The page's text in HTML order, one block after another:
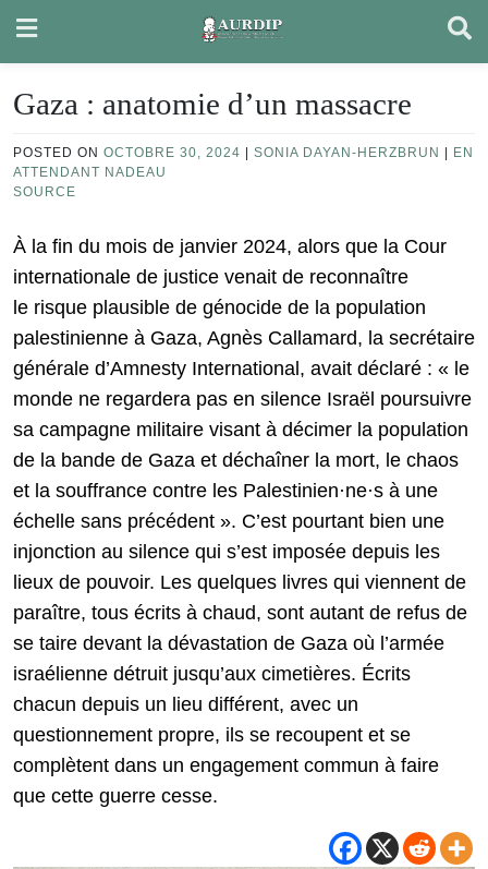
content
Gaza : anatomie d’un massacre
POSTED ON OCTOBRE 30, 2024 SONIA DAYAN-HERZBRUN
EN
ATTENDANT NADEAU
SOURCE
À la fin du mois de janvier 2024, alors que la Cour
internationale de justice venait de reconnaître
le risque plausible de génocide de la population
palestinienne à Gaza, Agnès Callamard, la secrétaire
générale d’Amnesty International, avait déclaré : « le
monde ne regardera pas en silence Israël poursuivre
sa campagne militaire visant à décimer la population
de la bande de Gaza et déchaîner la mort, le chaos
et la souffrance contre les Palestinien·ne·s à une
échelle sans précédent ». C’est pourtant bien une
injonction au silence qui s’est imposée depuis les
lieux de pouvoir. Les quelques livres qui viennent de
paraître, tous écrits à chaud, sont autant de refus de
se taire devant la dévastation de Gaza où l’armée
israélienne détruit jusqu’aux cimetières. Écrits
chacun depuis un lieu différent, avec un
questionnement propre, ils se recoupent et se
complètent dans un engagement commun à faire
que cette guerre cesse.